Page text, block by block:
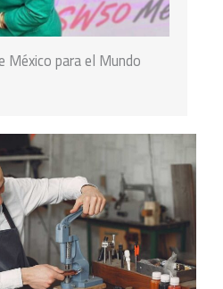
México para el Mundo